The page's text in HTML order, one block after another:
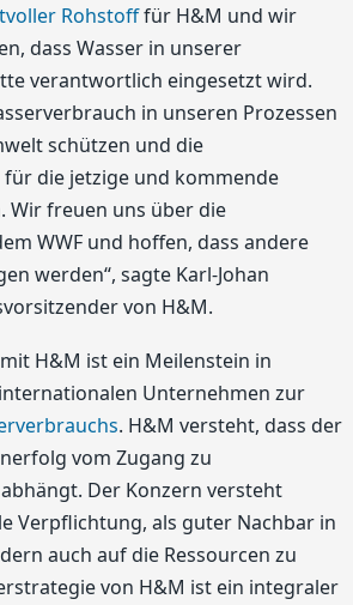
Rohstofffür H&M und wir
dass Wasser in unserer
verantwortlich eingesetzt wird.
in unseren Prozessen
schützen und die
die jetzige und kommende
Wir freuen uns über die
WWF und hoffen, dass andere
werden“, sagte Karl-Johan
von H&M.
H&M ist ein Meilenstein in
Unternehmen zur
. H&M versteht, dass der
vom Zugang zu
Der Konzern versteht
Verpflichtung, als guter Nachbar in
auch auf die Ressourcen zu
von H&M ist ein integraler